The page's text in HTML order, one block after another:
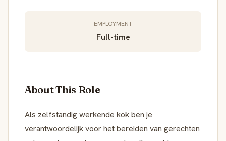
EMPLOYMENT
Full-time
About This Role
Als zelfstandig werkende kok ben je
verantwoordelijk voor het bereiden van gerechten